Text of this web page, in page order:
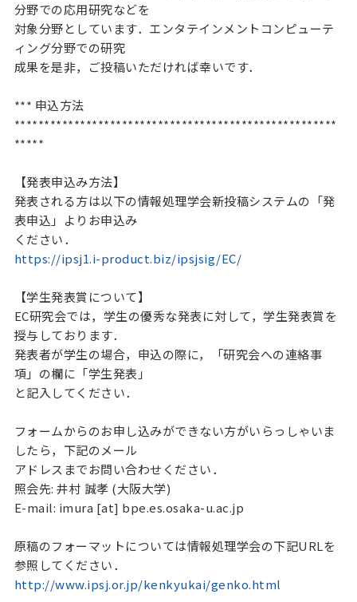
分野での応用研究などを
対象分野としています．エンタテインメントコンピューテ
ィング分野での研究
成果を是非，ご投稿いただければ幸いです．
*** 申込方法
******************************************************
*****
【発表申込み方法】
発表される方は以下の情報処理学会新投稿システムの「発
表申込」よりお申込み
https://ipsj1.i-product.biz/ipsjsig/EC/
【学生発表賞について】
EC研究会では，学生の優秀な発表に対して，学生発表賞を
授与しております．
発表者が学生の場合，申込の際に，「研究会への連絡事
項」の欄に「学生発表」
と記入してください．
フォームからのお申し込みができない方がいらっしゃいま
したら，下記のメール
アドレスまでお問い合わせください．
照会先: 井村 誠孝 (大阪大学)
E-mail: imura [at] bpe.es.osaka-u.ac.jp
原稿のフォーマットについては情報処理学会の下記URLを
http://www.ipsj.or.jp/kenkyukai/genko.html